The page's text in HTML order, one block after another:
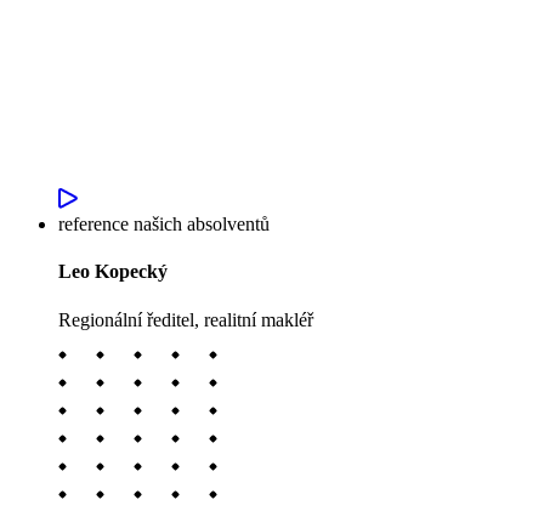
reference našich absolventů
Leo Kopecký
Regionální ředitel, realitní makléř